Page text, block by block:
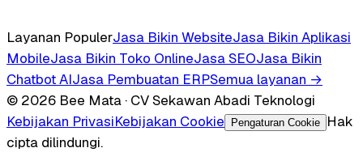
Layanan PopulerJasa Bikin WebsiteJasa Bikin Aplikasi
MobileJasa Bikin Toko OnlineJasa SEOJasa Bikin
Chatbot AIJasa Pembuatan ERPSemua layanan →
© 2026 Bee Mata · CV Sekawan Abadi Teknologi
Kebijakan PrivasiKebijakan Cookie Pengaturan Cookie
Hak
cipta dilindungi.